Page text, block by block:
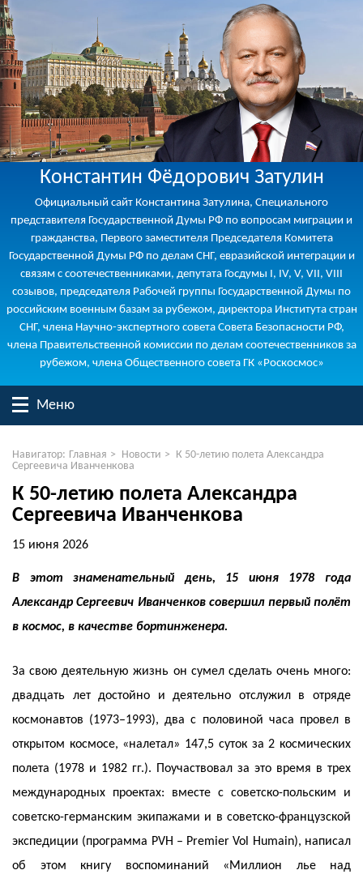
Константин Фёдорович Затулин
Официальный сайт Константина Затулина, Специального
представителя Государственной Думы РФ по вопросам миграции и
гражданства, Первого заместителя Председателя Комитета
Государственной Думы РФ по делам СНГ, евразийской интеграции и
связям с соотечественниками, депутата Госдумы I, IV, V, VII, VIII
созывов, председателя Рабочей группы Государственной Думы по
российским военным базам за рубежом, директора Института стран
СНГ, члена Научно-экспертного совета Совета Безопасности РФ,
члена Правительственной комиссии по делам соотечественников за
рубежом, члена Общественного совета ГК «Роскосмос»
Меню
Навигатор: Главная > Новости > К 50-летию полета Александра
Сергеевича Иванченкова
К 50-летию полета Александра
Сергеевича Иванченкова
15 июня 2026
В этот знаменательный день, 15 июня 1978 года
Александр Сергеевич Иванченков совершил первый полёт
в космос, в качестве бортинженера.
За свою деятельную жизнь он сумел сделать очень много:
двадцать лет достойно и деятельно отслужил в отряде
космонавтов (1973–1993), два с половиной часа провел в
открытом космосе, «налетал» 147,5 суток за 2 космических
полета (1978 и 1982 гг.). Поучаствовал за это время в трех
международных проектах: вместе с советско-польским и
советско-германским экипажами и в советско-французской
экспедиции (программа PVH – Premier Vol Humain), написал
об этом книгу воспоминаний «Миллион лье над